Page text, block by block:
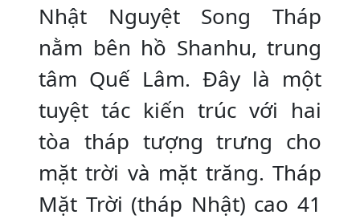
Nhật Nguyệt Song Tháp
nằm bên hồ Shanhu, trung
tâm Quế Lâm. Đây là một
tuyệt tác kiến trúc với hai
tòa tháp tượng trưng cho
mặt trời và mặt trăng. Tháp
Mặt Trời (tháp Nhật) cao 41